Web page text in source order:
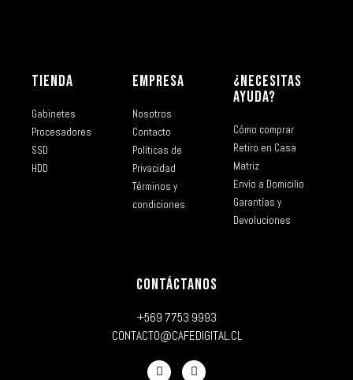
TIENDA
Gabinetes
Procesadores
SSD
HDD
EMPRESA
Nosotros
Contacto
Políticas de
Privacidad
Términos y
condiciones
¿NECESITAS
AYUDA?
Cómo comprar
Retiro en Casa
Matriz
Envío a Domicilio
Garantías y
Devoluciones
CONTÁCTANOS
+569 7753 9993
CONTACTO@CAFEDIGITAL.CL